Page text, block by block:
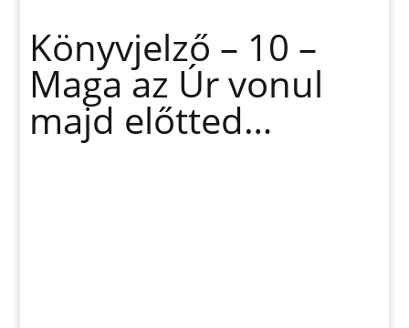
majd
előtted...
mennyiség
Könyvjelző – 10 –
Maga az Úr vonul
majd előtted…